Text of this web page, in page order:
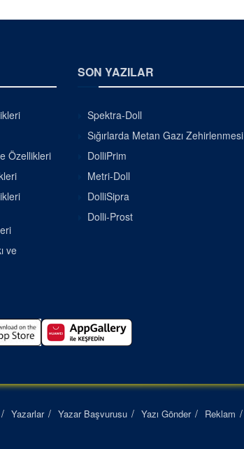
Özellikleri
ve
SON YAZILAR
Spektra-Doll
Sığırlarda Metan Gazı Zehirlenmesi
DolliPrim
Metri-Doll
DolliSipra
Dolli-Prost
Yazarlar Yazar Başvurusu Yazı Gönder Reklam